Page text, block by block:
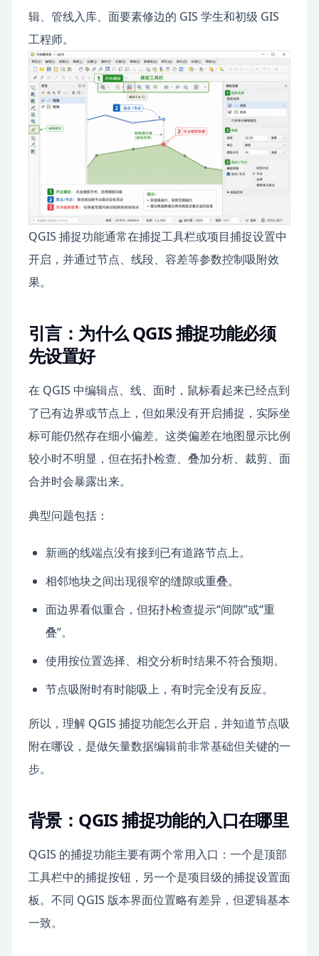
辑、管线入库、面要素修边的 GIS 学生和初级 GIS
工程师。
QGIS 捕捉功能通常在捕捉工具栏或项目捕捉设置中
开启，并通过节点、线段、容差等参数控制吸附效
果。
引言：为什么 QGIS 捕捉功能必须
先设置好
在 QGIS 中编辑点、线、面时，鼠标看起来已经点到
了已有边界或节点上，但如果没有开启捕捉，实际坐
标可能仍然存在细小偏差。这类偏差在地图显示比例
较小时不明显，但在拓扑检查、叠加分析、裁剪、面
合并时会暴露出来。
典型问题包括：
新画的线端点没有接到已有道路节点上。
相邻地块之间出现很窄的缝隙或重叠。
面边界看似重合，但拓扑检查提示“间隙”或“重
叠”。
使用按位置选择、相交分析时结果不符合预期。
节点吸附时有时能吸上，有时完全没有反应。
所以，理解 QGIS 捕捉功能怎么开启，并知道节点吸
附在哪设，是做矢量数据编辑前非常基础但关键的一
步。
背景：QGIS 捕捉功能的入口在哪里
QGIS 的捕捉功能主要有两个常用入口：一个是顶部
工具栏中的捕捉按钮，另一个是项目级的捕捉设置面
板。不同 QGIS 版本界面位置略有差异，但逻辑基本
一致。